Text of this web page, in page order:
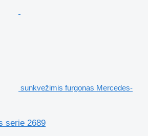
sunkvežimis furgonas Mercedes-
serie 2689